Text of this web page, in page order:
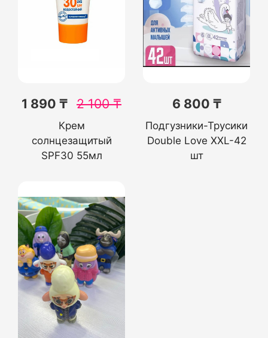
1 890 ₸ 2 100₸
Крем
солнцезащитый
SPF30 55мл
6 800 ₸
Подгузники-Трусики
Double Love XXL-42
шт